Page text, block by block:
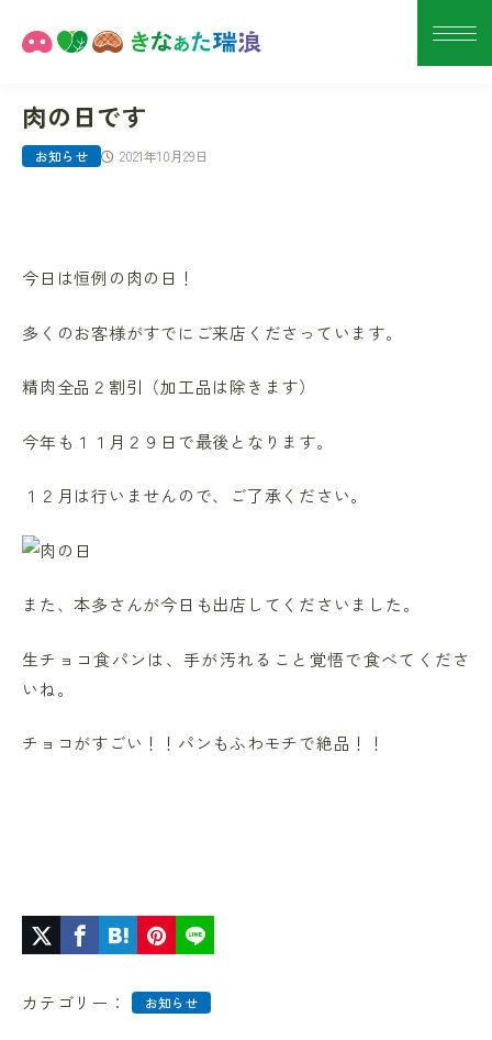
肉の日です
2021年10月29日
お知らせ
今日は恒例の肉の日！
多くのお客様がすでにご来店くださっています。
精肉全品２割引（加工品は除きます）
今年も１１月２９日で最後となります。
１２月は行いませんので、ご了承ください。
また、本多さんが今日も出店してくださいました。
生チョコ食パンは、手が汚れること覚悟で食べてくださ
いね。
チョコがすごい！！パンもふわモチで絶品！！
カテゴリー： お知らせ